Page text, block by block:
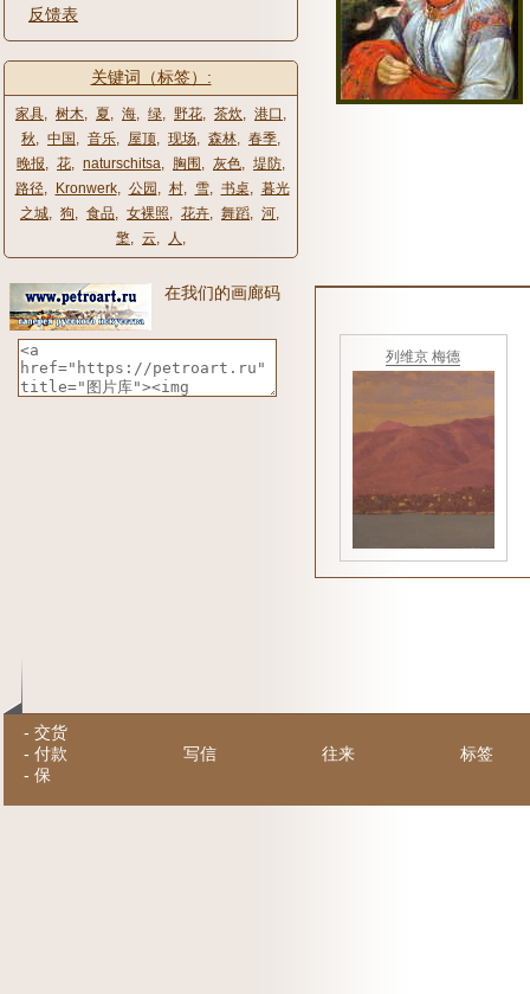
反馈表
关键词（标签）:
家具, 树木, 夏, 海, 绿, 野花, 茶炊, 港口 ,
秋, 中国 , 音乐, 屋顶, 现场, 森林, 春季,
晚报, 花, naturschitsa, 胸围 , 灰色, 堤防,
路径, Kronwerk, 公园 , 村, 雪, 书桌, 暮光
之城, 狗, 食品, 女裸照, 花卉, 舞蹈, 河,
檠, 云, 人 ,
在我们的画廊码
列维京 梅德
- 交货
- 付款
- 保
写信 往来 标签